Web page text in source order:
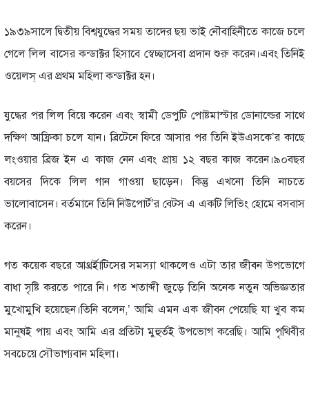
১৯৩৯সা‌লে দ্বিতীয় বিশ্বযু‌দ্ধের সময় তা‌দের ছয় ভাই নৌবা‌হিনী‌তে কা‌জে চ‌লে
গে‌লে লিল বা‌সের কন্ডাক্টর হিসা‌বে স্বেচ্ছা‌সেবা প্রদান শুরু ক‌রেন।এবং তি‌নিই
ও‌য়েলস্ এর প্রথম ম‌হিলা কন্ডাক্টর হন।
যু‌দ্ধের পর লিল বি‌য়ে ক‌রেন এবং স্বামী ডেপু‌টি পোষ্টমাস্টার ডোনা‌ল্ডের সা‌থে
দ‌ক্ষিণ আফ্রিকা চ‌লে যান। ব্রি‌টে‌নে ফি‌রে আসার পর তি‌নি ইউএসকে’র কা‌ছে
লংওয়ার ব্রিজ ইন এ কাজ নেন এবং প্রায় ১২ বছর কাজ করেন।৯০বছর
বয়‌সের দি‌কে লিল গান গাওয়া ছা‌ড়েন। কিন্তু এখ‌নো তি‌নি নাচ‌তে
ভা‌লোবা‌সেন। বর্তমা‌নে তি‌নি নিউপোর্ট’র বেটস এ এক‌টি লি‌ভিং হো‌মে বসবাস
ক‌রেন।
গত ক‌য়েক বছ‌রে আথ্রর্ইা‌টি‌সের সমস্যা থাক‌লেও এটা তার জীবন উপ‌ভো‌গে
বাধা সৃ‌ষ্টি কর‌তে পা‌রে নি। গত শতাব্দী জু‌ড়ে তি‌নি অনেক নতুন অভিজ্ঞতার
মুখোমু‌খি হ‌য়ে‌ছেন।‌তি‌নি ব‌লেন,’ আমি এমন এক জীবন পে‌য়ে‌ছি যা খুব কম
মানুষই পায় এবং আমি এর প্র‌তিটা মুহুর্তই উপ‌ভোগ ক‌রে‌ছি। আমি পৃ‌থিবীর
সব‌চে‌য়ে সৌভাগ্যবান ম‌হিলা।